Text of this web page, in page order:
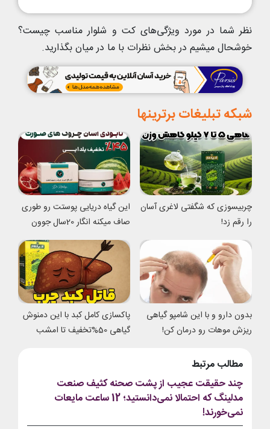
نظر شما در مورد ویژگی‌های کت و شلوار مناسب چیست؟
خوشحال میشیم در بخش نظرات با ما در میان بگذارید.
شبکه تبلیغات برترینها
چربیسوزی که شگفتی لاغری آسان
را رقم زد!
این گیاه دریایی پوستت رو طوری
صاف میکنه انگار 20سال جوون
شدی
بدون دارو و با این شامپو گیاهی
ریزش موهات رو درمان کن!
پاکسازی کامل کبد با این دمنوش
گیاهی 50%تخفیف تا امشب
مطالب مرتبط
چند حقیقت عجیب از پشت صحنه کثیف صنعت
مدلینگ که احتمالا نمی‌دانستید؛ 12 ساعت مایعات
نمی‌خورند!